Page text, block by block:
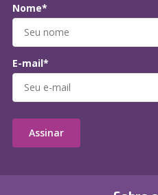
Nome*
E-mail*
Assinar